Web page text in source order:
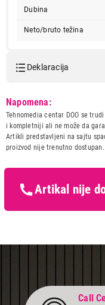
Dubina
Neto/bruto težina
Deklaracija
Naziv i vrsta robe:
Uvoznik:
Zemlja porekla:
Napomena:
Tehnomedia centar DOO se
i kompletniji ali ne može da
Artikli predstavljeni na sajtu
proizvod nije trenutno
Artikal nije
Call